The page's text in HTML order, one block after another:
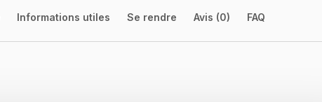
Informations utiles Se rendre Avis (0) FAQ